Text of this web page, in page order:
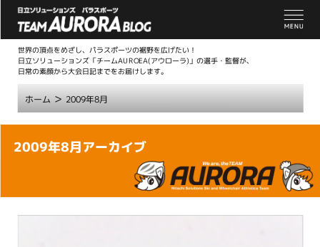
世界の頂点をめざし、パラスポーツの裾野を広げたい！
日立ソリューションズ「チームAUROEA(アウローラ)」の選手・監督が、
日常の素顔から大会日記までをお届けします。
ホーム> 2009年8月
本
2009年8月アーカイブ